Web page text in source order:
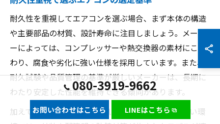
耐久性を重視してエアコンを選ぶ場合、まず本体の構造
や主要部品の材質、設計寿命に注目しましょう。メーカ
ーによっては、コンプレッサーや熱交換器の素材にこだ
わり、腐食や劣化に強い仕様を採用しています。また、
耐久試験や品質管理の基準が厳しいメーカーは、長期に
わたり安定した性能を維持できる傾向があります。
加えて、浦安市のような海風による塩害や湿度の高い環
080-3919-9662
お問い合わせはこちら LINEはこちら